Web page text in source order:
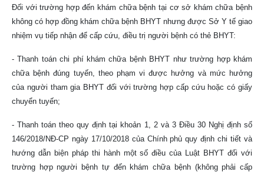
Đối với trường hợp đến khám chữa bệnh tại cơ sở khám chữa bệnh
không có hợp đồng khám chữa bệnh BHYT nhưng được Sở Y tế giao
nhiệm vụ tiếp nhận để cấp cứu, điều trị người bệnh có thẻ BHYT:
- Thanh toán chi phí khám chữa bệnh BHYT như trường hợp khám
chữa bệnh đúng tuyến, theo phạm vi được hưởng và mức hưởng
của người tham gia BHYT đối với trường hợp cấp cứu hoặc có giấy
chuyển tuyến;
- Thanh toán theo quy định tại khoản 1, 2 và 3 Điều 30 Nghị định số
146/2018/NĐ-CP ngày 17/10/2018 của Chính phủ quy định chi tiết và
hướng dẫn biện pháp thi hành một số điều của Luật BHYT đối với
trường hợp người bệnh tự đến khám chữa bệnh (không phải cấp